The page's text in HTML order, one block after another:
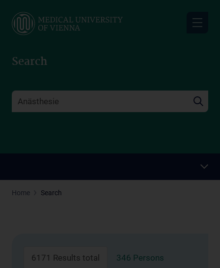
main
Search
Home Search
6171 Results total 346 Persons